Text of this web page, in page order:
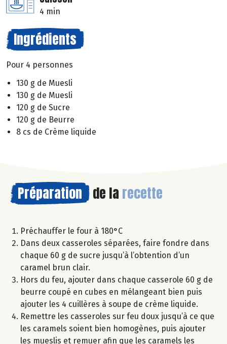
4 min
Ingrédients
Pour 4 personnes
130 g de Muesli
130 g de Muesli
120 g de Sucre
120 g de Beurre
8 cs de Crème liquide
Préparation de la recette
Préchauffer le four à 180°C
Dans deux casseroles séparées, faire fondre dans
chaque 60 g de sucre jusqu’à l’obtention d’un
caramel brun clair.
Hors du feu, ajouter dans chaque casserole 60 g de
beurre coupé en cubes en mélangeant bien puis
ajouter les 4 cuillères à soupe de crème liquide.
Remettre les casseroles sur feu doux jusqu’à ce que
les caramels soient bien homogènes, puis ajouter
les mueslis et remuer afin que les caramels les